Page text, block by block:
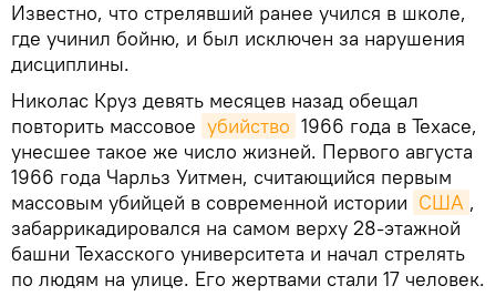
Известно, что стрелявший ранее учился в школе,
где учинил бойню, и был исключен за нарушения
дисциплины.
Николас Круз девять месяцев назад обещал
повторить массовое убийство 1966 года в Техасе,
унесшее такое же число жизней. Первого августа
1966 года Чарльз Уитмен, считающийся первым
массовым убийцей в современной истории США ,
забаррикадировался на самом верху 28-этажной
башни Техасского университета и начал стрелять
по людям на улице. Его жертвами стали 17 человек.